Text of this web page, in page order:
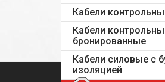
Кабели
Кабели
бронированные
Кабели силовые с
изоляцией